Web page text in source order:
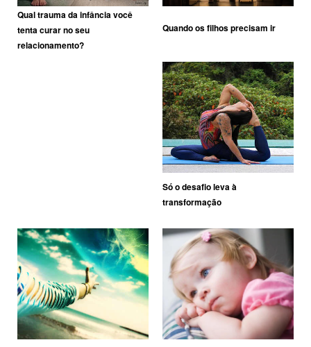
Qual trauma da infância você
tenta curar no seu
relacionamento?
Quando os filhos precisam ir
Só o desafio leva à
transformação